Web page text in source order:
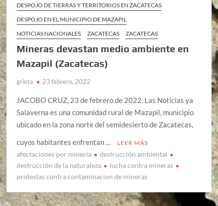
DESPOJO DE TIERRAS Y TERRITORIOS EN ZACATECAS
DESPOJO EN EL MUNICIPIO DE MAZAPIL
NOTICIAS NACIONALES
ZACATECAS ZACATECAS
Mineras devastan medio ambiente en
Mazapil (Zacatecas)
grieta 23 febrero, 2022
JACOBO CRUZ, 23 de febrero de 2022. Las Noticias ya
Salaverna es una comunidad rural de Mazapil, municipio
ubicado en la zona norte del semidesierto de Zacatecas,
cuyos habitantes enfrentan …
LEER MÁS
afectaciones por minería
destrucción ambiental
destrucción de la naturaleza
lucha contra mineras
protestas contra contaminacion de mineras